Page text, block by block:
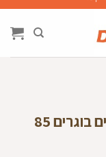
מעדן קטיפיסט פטה סלמון לחתולים בוגרים 85